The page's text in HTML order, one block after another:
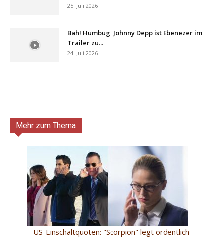
25. Juli 2026
Bah! Humbug! Johnny Depp ist Ebenezer im
Trailer zu...
24. Juli 2026
Mehr zum Thema
US-Einschaltquoten: "Scorpion" legt ordentlich